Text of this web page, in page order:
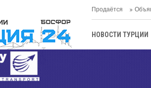
Продаётся
НОВОСТИ ТУРЦИИ